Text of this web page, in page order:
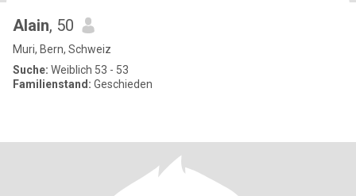
Alain, 50
Muri, Bern, Schweiz
Suche: Weiblich 53 - 53
Familienstand: Geschieden